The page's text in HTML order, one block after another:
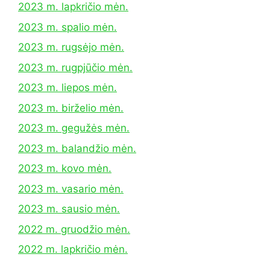
2023 m. lapkričio mėn.
2023 m. spalio mėn.
2023 m. rugsėjo mėn.
2023 m. rugpjūčio mėn.
2023 m. liepos mėn.
2023 m. birželio mėn.
2023 m. gegužės mėn.
2023 m. balandžio mėn.
2023 m. kovo mėn.
2023 m. vasario mėn.
2023 m. sausio mėn.
2022 m. gruodžio mėn.
2022 m. lapkričio mėn.